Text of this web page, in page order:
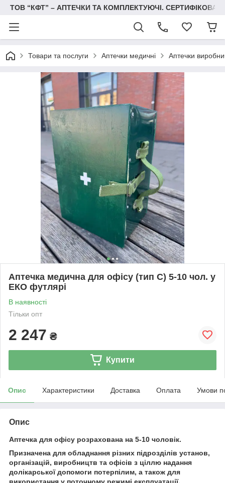
ТОВ “КФТ” – АПТЕЧКИ ТА КОМПЛЕКТУЮЧІ.
Товари та послуги Аптечки медичні Аптечки
Аптечка медична для офісу (тип С) 5-10 чол. у
ЕКО футлярі
В наявності
Тільки опт
2 247 ₴
Купити
Опис Характеристики Доставка Оплата Умови
Опис
Аптечка для офісу розрахована на 5-10 чоловік.
Призначена для обладнання різних підрозділів установ,
організацій, виробництв та офісів з ціллю надання
долікарської допомоги потерпілим, а також для
використання у поточному режимі експлуатації.